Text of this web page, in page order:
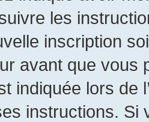
les
inscription
avant que
indiquée lors de
instructions. Si